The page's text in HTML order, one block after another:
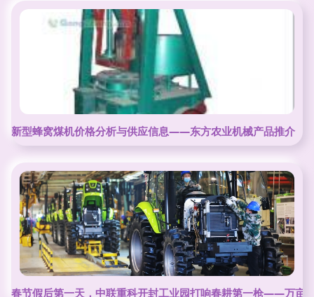
新型蜂窝煤机价格分析与供应信息——东方农业机械产品推介
春节假后第一天，中联重科开封工业园打响春耕第一枪——万亩